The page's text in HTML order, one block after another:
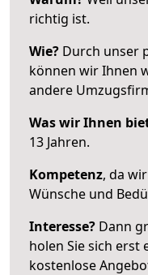
richtig ist.
Wie? Durch unser
können wir Ihnen
andere
Was wir Ihnen
13 Jahren.
Kompetenz, da
Wünsche und
Interesse? Dann
holen Sie sich erst
kostenlose